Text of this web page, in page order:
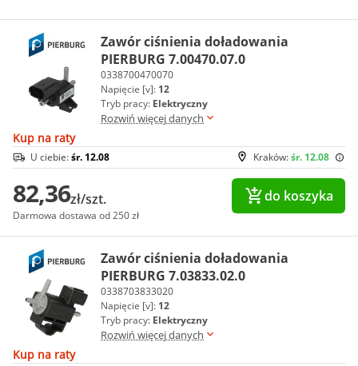
Zawór ciśnienia doładowania
PIERBURG 7.00470.07.0
0338700470070
Napięcie [v]: 12
Tryb pracy: Elektryczny
Rozwiń więcej danych
Kup na raty
Kraków:śr. 12.08
U ciebie:śr. 12.08
82,36zł/szt.
Darmowa dostawa od 250 zł
do koszyka
Zawór ciśnienia doładowania
PIERBURG 7.03833.02.0
0338703833020
Napięcie [v]: 12
Tryb pracy: Elektryczny
Rozwiń więcej danych
Kup na raty